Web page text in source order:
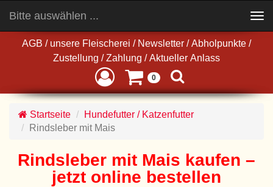
AGB / unsere Fleischerei / Newsletter / Abholpunkte /
Zustellung / Zahlung / Aktueller Anlass
0
Bitte auswählen ...
navigation
Startseite
Hundefutter / Katzenfutter
Rindsleber mit Mais
Rindsleber mit Mais kaufen –
jetzt online bestellen